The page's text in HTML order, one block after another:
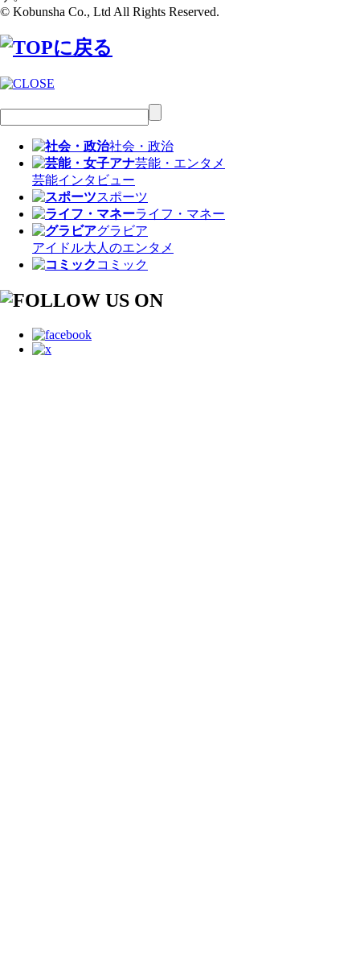
© Kobunsha Co., Ltd All Rights Reserved.
社会・政治
芸能・エンタメ
芸能インタビュー
スポーツ
ライフ・マネー
グラビア
アイドル大人のエンタメ
コミック